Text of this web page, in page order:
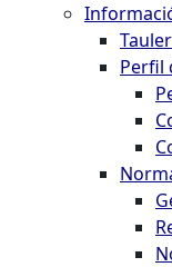
Perfil